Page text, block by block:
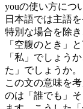
youの使い方につ
日本語では主語
特別な場合を除
「空腹のとき」
「私」でしょう
た」でしょうか。
この文の意味を
のは「誰でも」